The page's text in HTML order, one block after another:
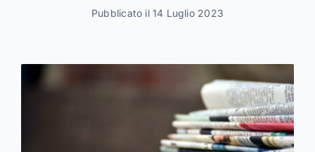
Pubblicato il 14 Luglio 2023